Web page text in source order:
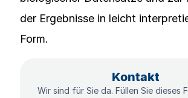
der Ergebnisse in leicht
Form.
Kontakt
Wir sind für Sie da. Füllen Sie dieses